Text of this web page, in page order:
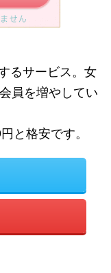
るサービス。女
員を増やしてい
と格安です。